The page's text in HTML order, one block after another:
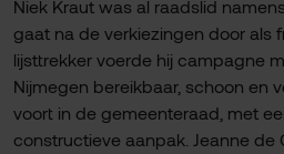
Niek Kraut was al raadslid
gaat na de verkiezingen door als
lijsttrekker voerde hij campagne
Nijmegen bereikbaar, schoon en
voort in de gemeenteraad, met
constructieve aanpak. Jeanne de